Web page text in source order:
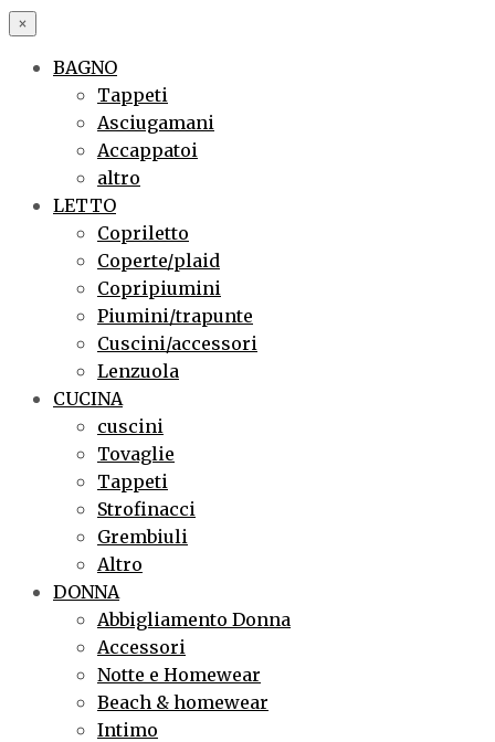
×
BAGNO
Tappeti
Asciugamani
Accappatoi
altro
LETTO
Copriletto
Coperte/plaid
Copripiumini
Piumini/trapunte
Cuscini/accessori
Lenzuola
CUCINA
cuscini
Tovaglie
Tappeti
Strofinacci
Grembiuli
Altro
DONNA
Abbigliamento Donna
Accessori
Notte e Homewear
Beach & homewear
Intimo